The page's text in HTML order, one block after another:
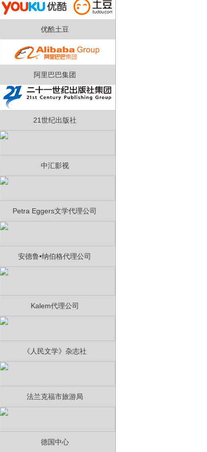
优酷土豆
阿里巴巴集团
21世纪出版社
中汇影视
Petra Eggers文学代理公司
安德鲁•纳伯格代理公司
Kalem代理公司
《人民文学》杂志社
法兰克福市旅游局
德国中心